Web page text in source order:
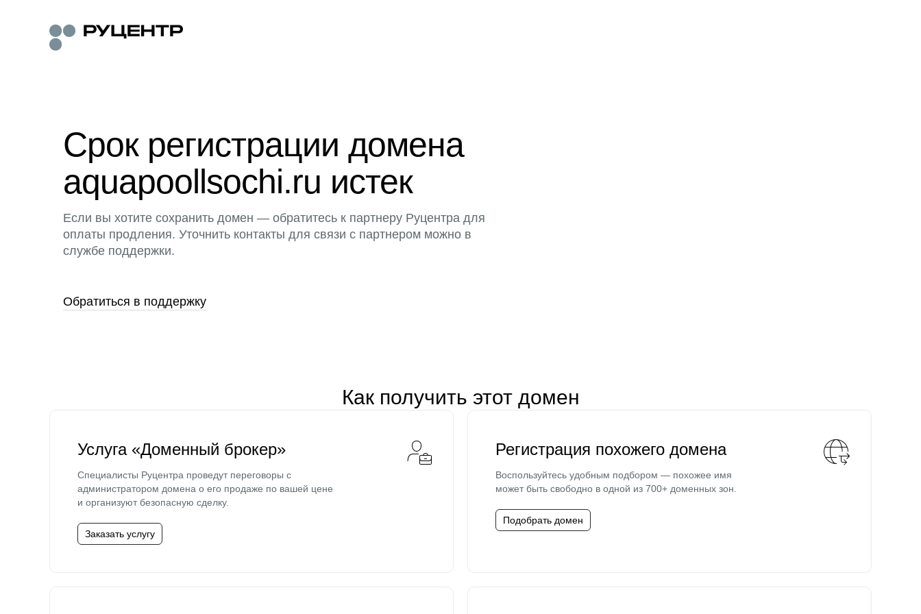
Срок регистрации домена
aquapoollsochi.ru истек
Если вы хотите сохранить домен — обратитесь к партнеру Руцентра для
оплаты продления. Уточнить контакты для связи с партнером можно в
службе поддержки.
Обратиться в поддержку
Как получить этот домен
Услуга «Доменный брокер»
Специалисты Руцентра проведут переговоры с
администратором домена о его продаже по вашей цене
и организуют безопасную сделку.
Заказать услугу
Регистрация похожего домена
Воспользуйтесь удобным подбором — похожее имя
может быть свободно в одной из 700+ доменных зон.
Подобрать домен